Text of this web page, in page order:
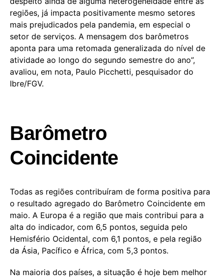
regiões, já impacta positivamente mesmo setores
mais prejudicados pela pandemia, em especial o
setor de serviços. A mensagem dos barômetros
aponta para uma retomada generalizada do nível de
atividade ao longo do segundo semestre do ano”,
avaliou, em nota, Paulo Picchetti, pesquisador do
Ibre/FGV.
Barômetro
Coincidente
Todas as regiões contribuíram de forma positiva para
o resultado agregado do Barômetro Coincidente em
maio. A Europa é a região que mais contribui para a
alta do indicador, com 6,5 pontos, seguida pelo
Hemisfério Ocidental, com 6,1 pontos, e pela região
da Ásia, Pacífico e África, com 5,3 pontos.
Na maioria dos países, a situação é hoje bem melhor